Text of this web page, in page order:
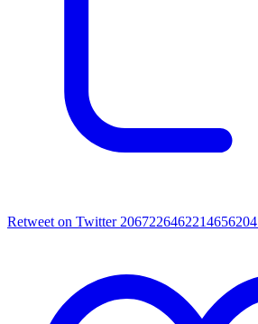
Retweet on Twitter 2067226462214656204